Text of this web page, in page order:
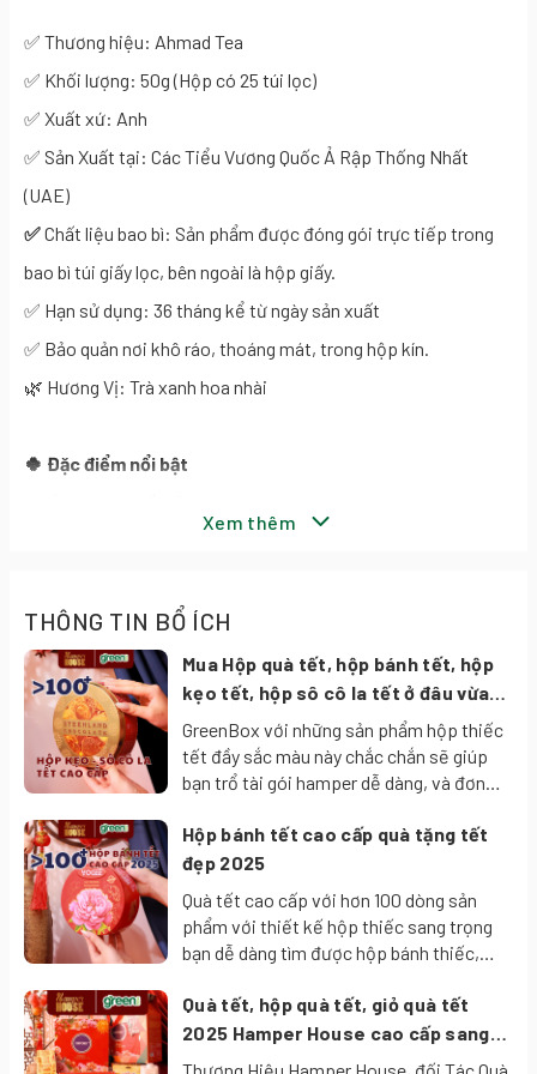
✅ Thương hiệu: Ahmad Tea
✅ Khối lượng: 50g (Hộp có 25 túi lọc)
✅ Xuất xứ: Anh
✅ Sản Xuất tại: Các Tiểu Vương Quốc Ả Rập Thống Nhất
(UAE)
✅Chất liệu bao bì: Sản phẩm được đóng gói trực tiếp trong
bao bì túi giấy lọc, bên ngoài là hộp giấy.
✅ Hạn sử dụng: 36 tháng kể từ ngày sản xuất
✅ Bảo quản nơi khô ráo, thoáng mát, trong hộp kín.
🌿 Hương Vị: Trà xanh hoa nhài
🍀 Đặc điểm nổi bật
sang trọng.
- Đạt giải thưởng Great Taste Award danh giá
- Dạng túi lọc tiện lợi, dễ pha chế.
- Thương hiệu uy tín toàn cầu với tiêu chuẩn chất lượng Anh
Quốc.
được ướp hương với hoa nhài.
🍀 Công Dụng:
- Tạo cảm giác dễ chịu, ấm áp: hương vị đậm đà nguyên bản
của trà xanh tạo cảm giác thư thái, dễ chịu.
- Xoa dịu tâm trí giúp bạn cảm thấy thư giãn và an yên hơn,
đặc biệt trong những khoảnh khắc nghỉ ngơi.
Xem thêm
THÔNG TIN BỔ ÍCH
Mua Hộp quà tết, hộp bánh tết, hộp
kẹo tết, hộp sô cô la tết ở đâu vừa
ngon vừa đẹp vừa rẻ?
GreenBox với những sản phẩm hộp thiếc
tết đầy sắc màu này chắc chắn sẽ giúp
bạn trổ tài gói hamper dễ dàng, và đơn
tết hay hộp sô cô la tết cũng đủ thể hiện
được sự sang trọng và chu đáo của mình
tới người nhận.
Hộp bánh tết cao cấp quà tặng tết
đẹp 2025
Quà tết cao cấp với hơn 100 dòng sản
phẩm với thiết kế hộp thiếc sang trọng
bạn dễ dàng tìm được hộp bánh thiếc,
hơn 1000+ sản phẩm bánh kẹo tại
GreenBox với thiết kế đẹp đẳng cấp sẽ là
món quà ý nghĩa mang giá trị tri ân đích
Quà tết, hộp quà tết, giỏ quà tết
2025 Hamper House cao cấp sang
trọng ý nghĩa tặng người thân, nhân